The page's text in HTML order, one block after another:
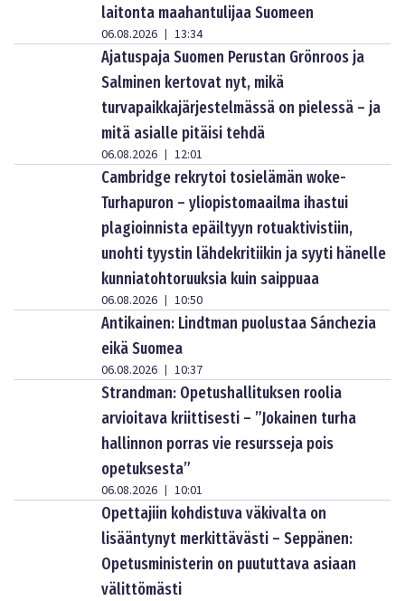
laitonta maahantulijaa Suomeen
06.08.2026 | 13:34
Ajatuspaja Suomen Perustan Grönroos ja
Salminen kertovat nyt, mikä
turvapaikkajärjestelmässä on pielessä – ja
mitä asialle pitäisi tehdä
06.08.2026 | 12:01
Cambridge rekrytoi tosielämän woke-
Turhapuron – yliopistomaailma ihastui
plagioinnista epäiltyyn rotuaktivistiin,
unohti tyystin lähdekritiikin ja syyti hänelle
kunniatohtoruuksia kuin saippuaa
06.08.2026 | 10:50
Antikainen: Lindtman puolustaa Sánchezia
eikä Suomea
06.08.2026 | 10:37
Strandman: Opetushallituksen roolia
arvioitava kriittisesti – ”Jokainen turha
hallinnon porras vie resursseja pois
opetuksesta”
06.08.2026 | 10:01
Opettajiin kohdistuva väkivalta on
lisääntynyt merkittävästi – Seppänen:
Opetusministerin on puututtava asiaan
välittömästi